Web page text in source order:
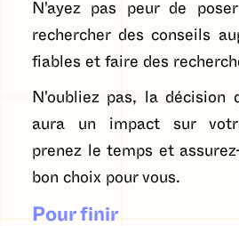
N'ayez pas peur de
rechercher des conseils
fiables et faire des
N'oubliez pas, la décision
aura un impact sur
prenez le temps et
bon choix pour vous.
Pour finir